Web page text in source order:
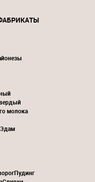
молока
Эдам
Пудинг